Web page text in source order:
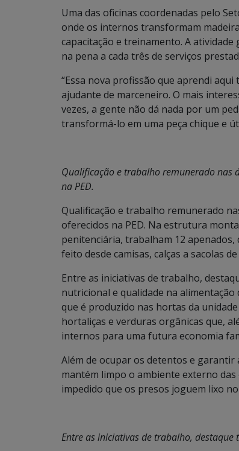
Uma das oficinas coordenadas pelo
onde os internos transformam
capacitação e treinamento. A
na pena a cada três de serviços
“Essa nova profissão que aprendi
ajudante de marceneiro. O mais
vezes, a gente não dá nada por um
transformá-lo em uma peça chique e
Qualificação e trabalho remunerado nas
na PED.
Qualificação e trabalho remunerado
oferecidos na PED. Na estrutura
penitenciária, trabalham 12 apenados,
feito desde camisas, calças a sacolas
Entre as iniciativas de trabalho,
nutricional e qualidade na
que é produzido nas hortas da
hortaliças e verduras orgânicas que,
internos para uma futura economia
Além de ocupar os detentos e
mantém limpo o ambiente externo
impedido que os presos joguem lixo no
Entre as iniciativas de trabalho,